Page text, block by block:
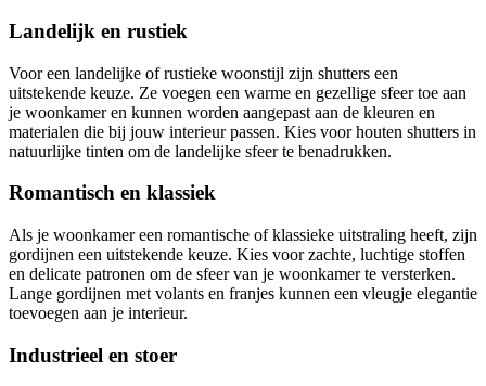
Landelijk en rustiek
Voor een landelijke of rustieke woonstijl zijn shutters een
uitstekende keuze. Ze voegen een warme en gezellige sfeer toe aan
je woonkamer en kunnen worden aangepast aan de kleuren en
materialen die bij jouw interieur passen. Kies voor houten shutters in
natuurlijke tinten om de landelijke sfeer te benadrukken.
Romantisch en klassiek
Als je woonkamer een romantische of klassieke uitstraling heeft, zijn
gordijnen een uitstekende keuze. Kies voor zachte, luchtige stoffen
en delicate patronen om de sfeer van je woonkamer te versterken.
Lange gordijnen met volants en franjes kunnen een vleugje elegantie
toevoegen aan je interieur.
Industrieel en stoer